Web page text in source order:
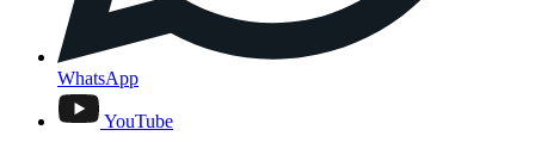
WhatsApp
YouTube